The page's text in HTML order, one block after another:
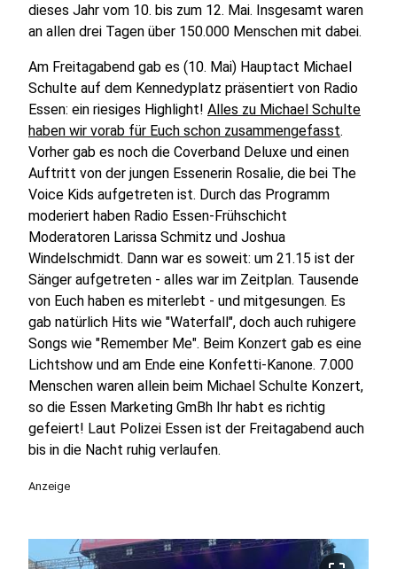
dieses Jahr vom 10. bis zum 12. Mai. Insgesamt waren
an allen drei Tagen über 150.000 Menschen mit dabei.
Am Freitagabend gab es (10. Mai) Hauptact Michael
Schulte auf dem Kennedyplatz präsentiert von Radio
Essen: ein riesiges Highlight! Alles zu Michael Schulte
haben wir vorab für Euch schon zusammengefasst.
Vorher gab es noch die Coverband Deluxe und einen
Auftritt von der jungen Essenerin Rosalie, die bei The
Voice Kids aufgetreten ist. Durch das Programm
moderiert haben Radio Essen-Frühschicht
Moderatoren Larissa Schmitz und Joshua
Windelschmidt. Dann war es soweit: um 21.15 ist der
Sänger aufgetreten - alles war im Zeitplan. Tausende
von Euch haben es miterlebt - und mitgesungen. Es
gab natürlich Hits wie "Waterfall", doch auch ruhigere
Songs wie "Remember Me". Beim Konzert gab es eine
Lichtshow und am Ende eine Konfetti-Kanone. 7.000
Menschen waren allein beim Michael Schulte Konzert,
so die Essen Marketing GmBh Ihr habt es richtig
gefeiert! Laut Polizei Essen ist der Freitagabend auch
bis in die Nacht ruhig verlaufen.
Anzeige